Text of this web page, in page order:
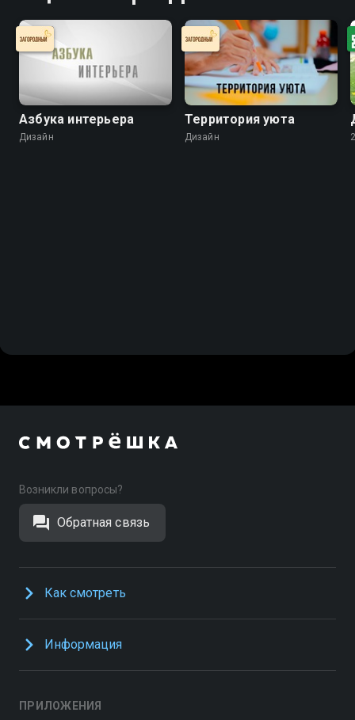
Азбука интерьера
Дизайн
Территория уюта
Дизайн
Возникли вопросы?
Обратная связь
Как смотреть
Информация
ПРИЛОЖЕНИЯ